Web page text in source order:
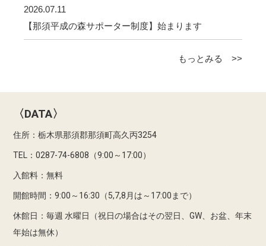
2026.07.11
【那須平成の森サポーター制度】始まります
もっとみる >>
〈DATA〉
住所：栃木県那須郡那須町高久丙3254
TEL：0287-74-6808（9:00～17:00）
入館料：無料
開館時間：9:00～16:30（5,7,8月は～17:00まで）
休館日：毎週 水曜日（祝日の場合はその翌日、GW、お盆、年末
年始は無休）